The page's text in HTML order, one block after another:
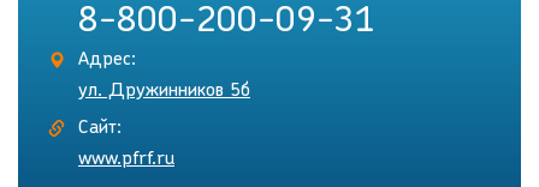
8-800-200-09-31
Адрес:
ул. Дружинников 5б
Сайт:
www.pfrf.ru